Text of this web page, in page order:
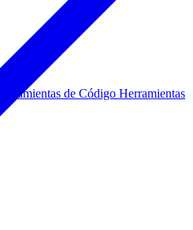
Herramientas de Código Herramientas